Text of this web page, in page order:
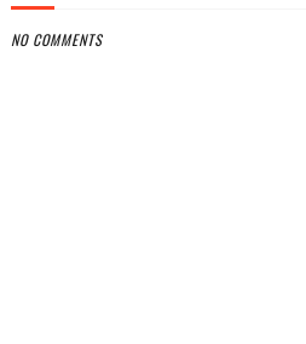
NO COMMENTS